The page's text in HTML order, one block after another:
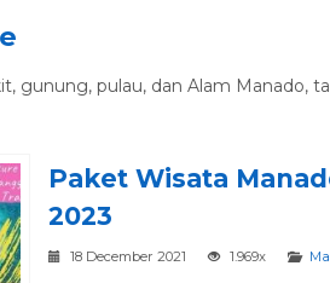
gunung, pulau, dan Alam Manado,
Paket Wisata
2023
18 December 2021 1.969x